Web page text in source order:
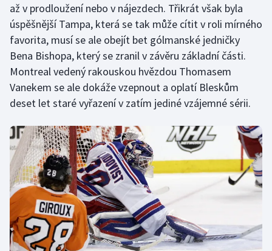
až v prodloužení nebo v nájezdech. Třikrát však byla
úspěšnější Tampa, která se tak může cítit v roli mírného
favorita, musí se ale obejít bet gólmanské jedničky
Bena Bishopa, který se zranil v závěru základní části.
Montreal vedený rakouskou hvězdou Thomasem
Vanekem se ale dokáže vzepnout a oplatí Bleskům
deset let staré vyřazení v zatím jediné vzájemné sérii.